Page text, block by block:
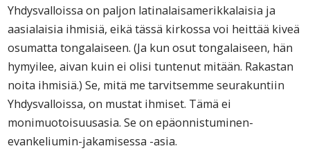
Yhdysvalloissa on paljon latinalaisamerikkalaisia ja
aasialaisia ihmisiä, eikä tässä kirkossa voi heittää kiveä
osumatta tongalaiseen. (Ja kun osut tongalaiseen, hän
hymyilee, aivan kuin ei olisi tuntenut mitään. Rakastan
noita ihmisiä.) Se, mitä me tarvitsemme seurakuntiin
Yhdysvalloissa, on mustat ihmiset. Tämä ei
monimuotoisuusasia. Se on epäonnistuminen-
evankeliumin-jakamisessa -asia.